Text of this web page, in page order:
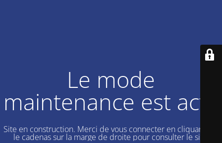
Le mode
maintenance est actif
Site en construction. Merci de vous connecter en cliquant sur
le cadenas sur la marge de droite pour consulter le site.